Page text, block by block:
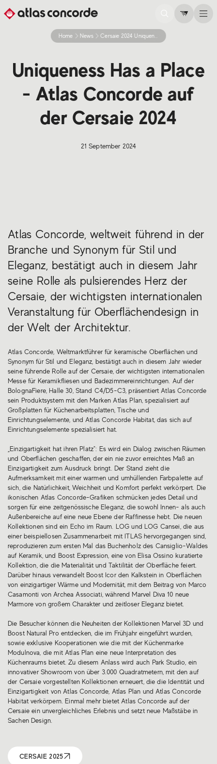
Home News Cersaie 2024 Uniqueness Has A Place
Uniqueness Has a Place
- Atlas Concorde auf
der Cersaie 2024
21 September 2024
Atlas Concorde, weltweit führend in der
Branche und Synonym für Stil und
Eleganz, bestätigt auch in diesem Jahr
seine Rolle als pulsierendes Herz der
Cersaie, der wichtigsten internationalen
Veranstaltung für Oberflächendesign in
der Welt der Architektur.
Atlas Concorde, Weltmarktführer für keramische Oberflächen und
Synonym für Stil und Eleganz, bestätigt auch in diesem Jahr wieder
seine führende Rolle auf der Cersaie, der wichtigsten internationalen
Messe für Keramikfliesen und Badezimmereinrichtungen. Auf der
BolognaFiere, Halle 30, Stand C4/D5-C3, präsentiert Atlas Concorde
sein Produktsystem mit den Marken Atlas Plan, spezialisiert auf
Großplatten für Küchenarbeitsplatten, Tische und
Einrichtungselemente, und Atlas Concorde Habitat, das sich auf
Einrichtungselemente spezialisiert hat.
„Einzigartigkeit hat ihren Platz": Es wird ein Dialog zwischen Räumen
und Oberflächen geschaffen, der ein nie zuvor erreichtes Maß an
Einzigartigkeit zum Ausdruck bringt. Der Stand zieht die
Aufmerksamkeit mit einer warmen und umhüllenden Farbpalette auf
sich, die Natürlichkeit, Weichheit und Komfort perfekt verkörpert. Die
ikonischen Atlas Concorde-Grafiken schmücken jedes Detail und
sorgen für eine zeitgenössische Eleganz, die sowohl Innen- als auch
Außenbereiche auf eine neue Ebene der Raffinesse hebt. Die neuen
Kollektionen sind ein Echo im Raum. LOG und LOG Cansei, die aus
einer beispiellosen Zusammenarbeit mit ITLAS hervorgegangen sind,
reproduzieren zum ersten Mal das Buchenholz des Cansiglio-Waldes
auf Keramik, und Boost Expression, eine von Elisa Ossino kuratierte
Kollektion, die die Materialität und Taktilität der Oberfläche feiert.
Darüber hinaus verwandelt Boost Icor den Kalkstein in Oberflächen
von einzigartiger Wärme und Modernität, mit dem Beitrag von Marco
Casamonti von Archea Associati, während Marvel Diva 10 neue
Marmore von großem Charakter und zeitloser Eleganz bietet.
Die Besucher können die Neuheiten der Kollektionen Marvel 3D und
Boost Natural Pro entdecken, die im Frühjahr eingeführt wurden,
sowie exklusive Kooperationen wie die mit der Küchenmarke
Modulnova, die mit Atlas Plan eine neue Interpretation des
Küchenraums bietet. Zu diesem Anlass wird auch Park Studio, ein
innovativer Showroom von über 3.000 Quadratmetern, mit den auf
der Cersaie vorgestellten Kollektionen erneuert, die die Identität und
Einzigartigkeit von Atlas Concorde, Atlas Plan und Atlas Concorde
Habitat verkörpern. Einmal mehr bietet Atlas Concorde auf der
Cersaie ein unvergleichliches Erlebnis und setzt neue Maßstäbe in
Sachen Design.
CERSAIE 2025